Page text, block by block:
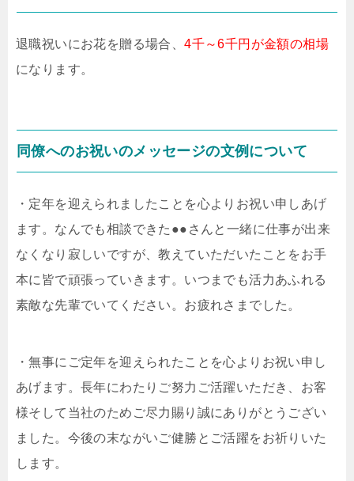
退職祝いにお花を贈る場合、4千～6千円が金額の相場
になります。
同僚へのお祝いのメッセージの文例について
・定年を迎えられましたことを心よりお祝い申しあげ
ます。なんでも相談できた●●さんと一緒に仕事が出来
なくなり寂しいですが、教えていただいたことをお手
本に皆で頑張っていきます。いつまでも活力あふれる
素敵な先輩でいてください。お疲れさまでした。
・無事にご定年を迎えられたことを心よりお祝い申し
あげます。長年にわたりご努力ご活躍いただき、お客
様そして当社のためご尽力賜り誠にありがとうござい
ました。今後の末ながいご健勝とご活躍をお祈りいた
します。